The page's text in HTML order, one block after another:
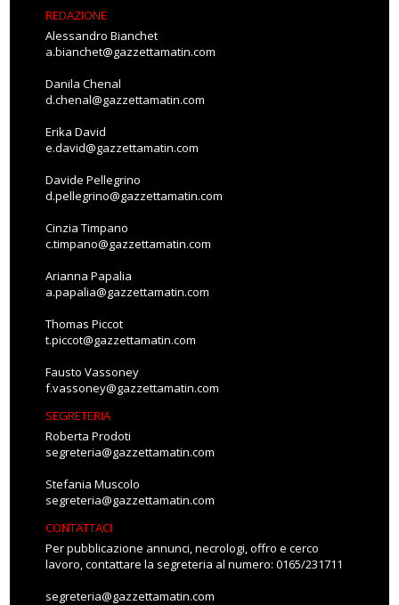
REDAZIONE
Alessandro Bianchet
a.bianchet@gazzettamatin.com
Danila Chenal
d.chenal@gazzettamatin.com
Erika David
e.david@gazzettamatin.com
Davide Pellegrino
d.pellegrino@gazzettamatin.com
Cinzia Timpano
c.timpano@gazzettamatin.com
Arianna Papalia
a.papalia@gazzettamatin.com
Thomas Piccot
t.piccot@gazzettamatin.com
Fausto Vassoney
f.vassoney@gazzettamatin.com
SEGRETERIA
Roberta Prodoti
segreteria@gazzettamatin.com
Stefania Muscolo
segreteria@gazzettamatin.com
CONTATTACI
Per pubblicazione annunci, necrologi, offro e cerco
lavoro, contattare la segreteria al numero: 0165/231711
segreteria@gazzettamatin.com